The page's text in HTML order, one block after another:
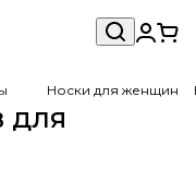
Носки для женщин
для